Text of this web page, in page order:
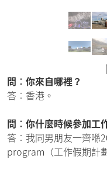
問︰你來自哪裡？
答︰香港。
問︰你什麼時候參加工
答︰我同男朋友一齊
program（工作假期計